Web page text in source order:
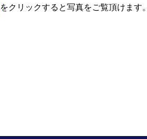
をクリックすると写真をご覧頂けます。